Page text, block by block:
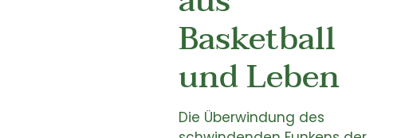
Basketball
und Leben
Die Überwindung des